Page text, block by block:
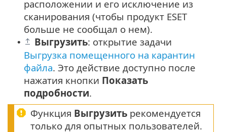
расположении и его исключение из
сканирования (чтобы продукт ESET
больше не сообщал о нем).
• Выгрузить: открытие задачи
Выгрузка помещенного на карантин
файла. Это действие доступно после
нажатия кнопки Показать
подробности.
Функция Выгрузить рекомендуется
только для опытных пользователей.